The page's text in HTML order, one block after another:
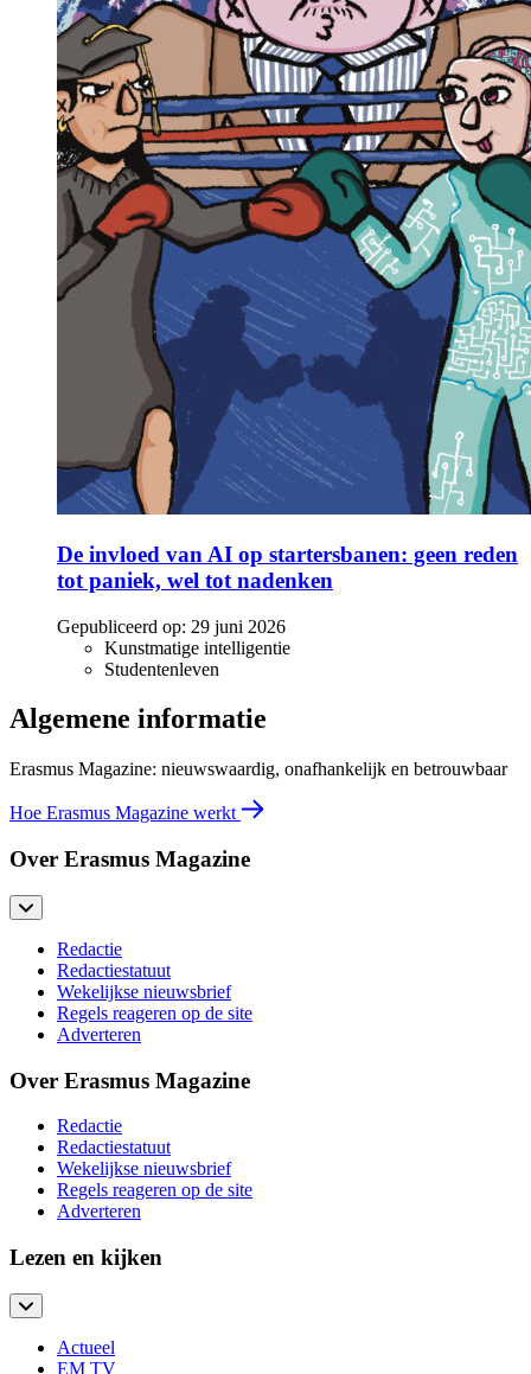
De invloed van AI op startersbanen: geen reden
tot paniek, wel tot nadenken
Gepubliceerd op: 29 juni 2026
Kunstmatige intelligentie
Studentenleven
Algemene informatie
Erasmus Magazine: nieuwswaardig, onafhankelijk en betrouwbaar
Hoe Erasmus Magazine werkt
Over Erasmus Magazine
Redactie
Redactiestatuut
Wekelijkse nieuwsbrief
Regels reageren op de site
Adverteren
Over Erasmus Magazine
Redactie
Redactiestatuut
Wekelijkse nieuwsbrief
Regels reageren op de site
Adverteren
Lezen en kijken
Actueel
EM TV